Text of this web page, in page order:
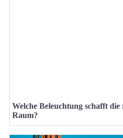
Welche Beleuchtung schafft
Raum?